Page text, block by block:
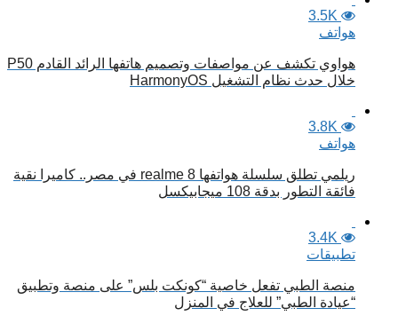
3.5K
هواتف
هواوي تكشف عن مواصفات وتصميم هاتفها الرائد القادم P50
خلال حدث نظام التشغيل HarmonyOS
3.8K
هواتف
ريلمي تطلق سلسلة هواتفها realme 8 في مصر.. كاميرا نقية
فائقة التطور بدقة 108 ميجابيكسل
3.4K
تطبيقات
منصة الطبي تفعل خاصية “كونكت بلس” على منصة وتطبيق
“عيادة الطبي” للعلاج في المنزل